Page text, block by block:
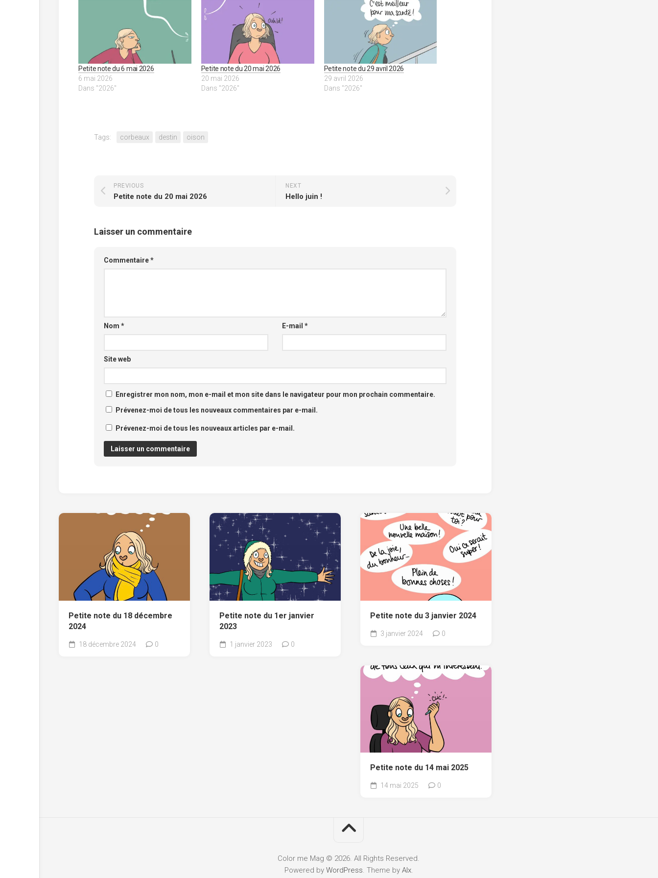
Petite note du 6 mai 2026
6 mai 2026
Dans "2026"
Petite note du 20 mai 2026
20 mai 2026
Dans "2026"
Petite note du 29 avril 2026
29 avril 2026
Dans "2026"
Tags: corbeaux destin oison
NEXT
Hello juin !
PREVIOUS
Petite note du 20 mai 2026
Laisser un commentaire
Commentaire*
Nom * E-mail *
Site web
Enregistrer mon nom, mon e-mail et mon site dans le navigateur pour mon prochain commentaire.
Prévenez-moi de tous les nouveaux commentaires par e-mail.
Prévenez-moi de tous les nouveaux articles par e-mail.
Petite note du 18 décembre
2024
18 décembre 2024 0
Petite note du 1er janvier
2023
1 janvier 2023 0
Petite note du 3 janvier 2024
3 janvier 2024 0
Petite note du 14 mai 2025
14 mai 2025 0
Color me Mag © 2026. All Rights Reserved.
Powered by WordPress. Theme by Alx.